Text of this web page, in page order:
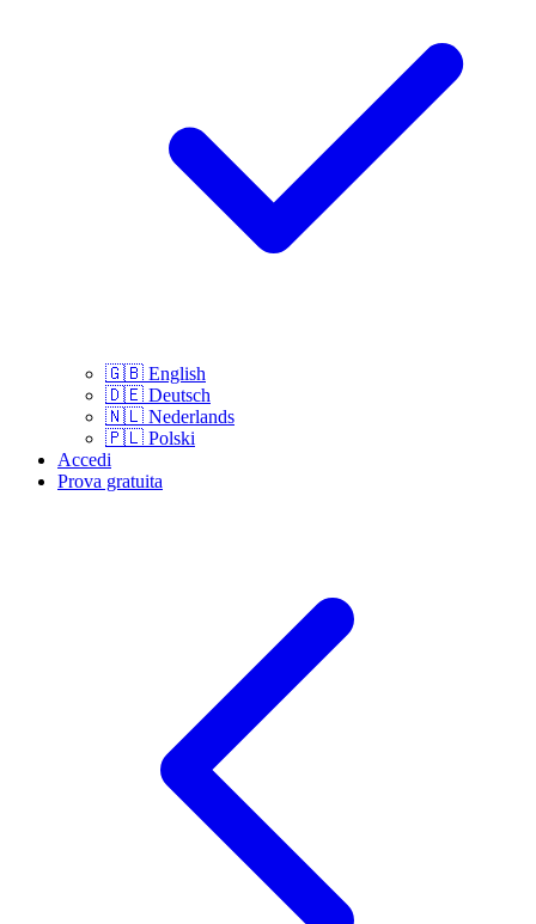
🇬🇧 English
🇩🇪 Deutsch
🇳🇱 Nederlands
🇵🇱 Polski
Accedi
Prova gratuita